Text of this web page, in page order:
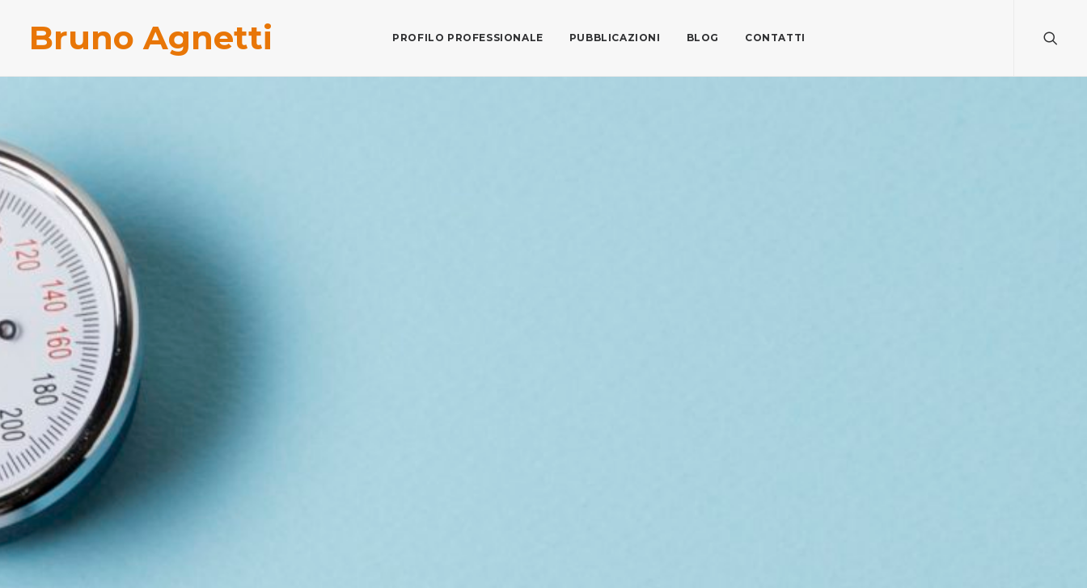
Bruno Agnetti PROFILO PROFESSIONALE PUBBLICAZIONI BLOG CONTATTI